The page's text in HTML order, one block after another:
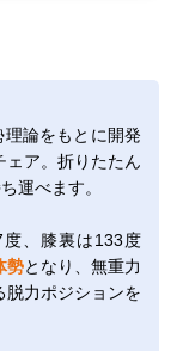
論をもとに開発
ェア。折りたたん
運べます。
、膝裏は133度
勢となり、無重力
脱力ポジションを